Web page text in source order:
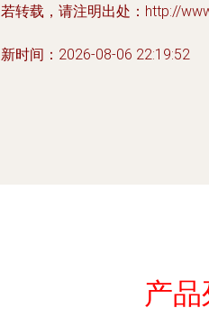
转载，请注明出处：http://
时间：2026-08-06 22:19:52
产